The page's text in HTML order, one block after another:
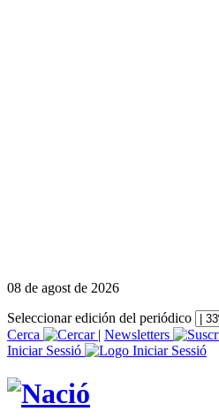
08 de agost de 2026
Seleccionar edición del periódico
Cerca
| Newsletters
Iniciar Sessió